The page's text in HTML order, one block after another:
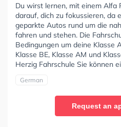
Du wirst lernen, mit einem Alfa
darauf, dich zu fokussieren, da
geparkte Autos rund um die
fahren und stehen. Die
Bedingungen um deine Klasse
Klasse BE, Klasse AM und
Herzig Fahrschule Sie können
German
Request an